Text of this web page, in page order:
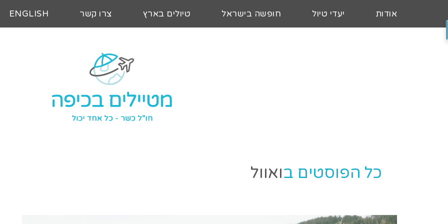
אודות יעדי טיול חופשה בישראל טיולים בארץ צרו קשר ENGLISH
כל הפוסטים בואוול